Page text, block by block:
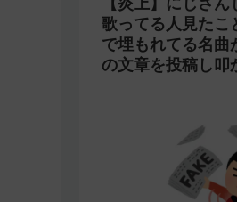
歌ってる人見たこ
で埋もれてる名曲
の文章を投稿し叩